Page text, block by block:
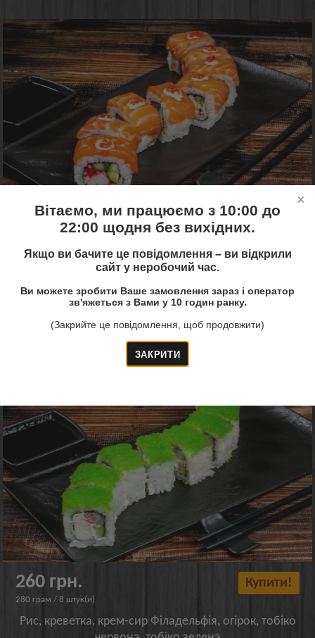
Вітаємо, ми працюємо з 10:00 до
22:00 щодня без вихідних.
Якщо ви бачите це повідомлення – ви відкрили
сайт у неробочий час.
Ви можете зробити Ваше замовлення зараз і оператор
зв'яжеться з Вами у 10 годин ранку.
(Закрийте це повідомлення, щоб продовжити)
240 грн.
300 грам / 8 штук(и)
Купити!
Рис, сніжний краб, омлет Японія, охолоджений лосось,
тобіко червона, майонез Японія, ікра лосося, огірок
Рол Дракон Нагано
260 грн.
280 грам / 8 штук(и)
Купити!
Рис, креветка, крем-сир Філадельфія, огірок, тобіко